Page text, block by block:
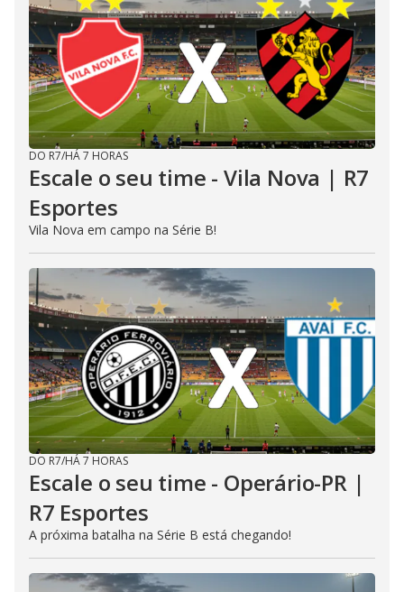
DO R7/HÁ 7 HORAS
Escale o seu time - Vila Nova | R7
Esportes
Vila Nova em campo na Série B!
DO R7/HÁ 7 HORAS
Escale o seu time - Operário-PR |
R7 Esportes
A próxima batalha na Série B está chegando!